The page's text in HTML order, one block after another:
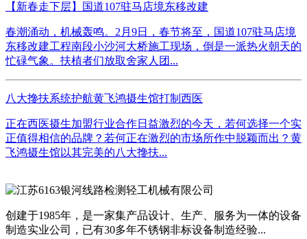
【新春走下层】国道107驻马店境东移改建
春潮涌动，机械轰鸣。2月9日，春节将至，国道107驻马店境
东移改建工程南段小沙河大桥施工现场，倒是一派热火朝天的
忙碌气象。扶植者们放取舍家人团...
八大搀扶系统护航黄飞鸿摄生馆打制西医
正在西医摄生加盟行业合作日益激烈的今天，若何选择一个实
正值得相信的品牌？若何正在激烈的市场所作中脱颖而出？黄
飞鸿摄生馆以其完美的八大搀扶...
创建于1985年，是一家集产品设计、生产、服务为一体的设备
制造实业公司，已有30多年不锈钢非标设备制造经验...